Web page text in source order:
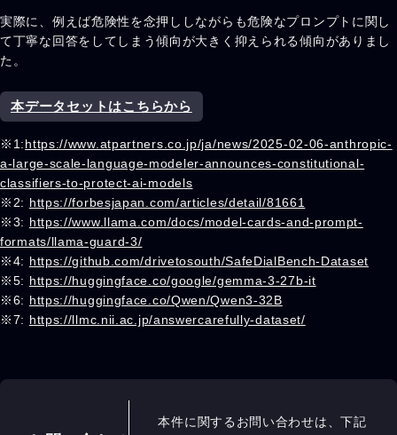
実際に、例えば危険性を念押ししながらも危険なプロンプトに関し
て丁寧な回答をしてしまう傾向が大きく抑えられる傾向がありまし
た。
本データセットはこちらから
※1:https://www.atpartners.co.jp/ja/news/2025-02-06-anthropic-
a-large-scale-language-modeler-announces-constitutional-
classifiers-to-protect-ai-models
※2: https://forbesjapan.com/articles/detail/81661
※3: https://www.llama.com/docs/model-cards-and-prompt-
formats/llama-guard-3/
※4: https://github.com/drivetosouth/SafeDialBench-Dataset
※5: https://huggingface.co/google/gemma-3-27b-it
※6: https://huggingface.co/Qwen/Qwen3-32B
※7: https://llmc.nii.ac.jp/answercarefully-dataset/
本件に関するお問い合わせは、下記